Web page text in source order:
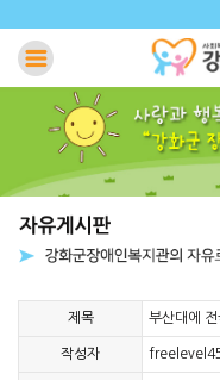
제목 부산대에
작성자